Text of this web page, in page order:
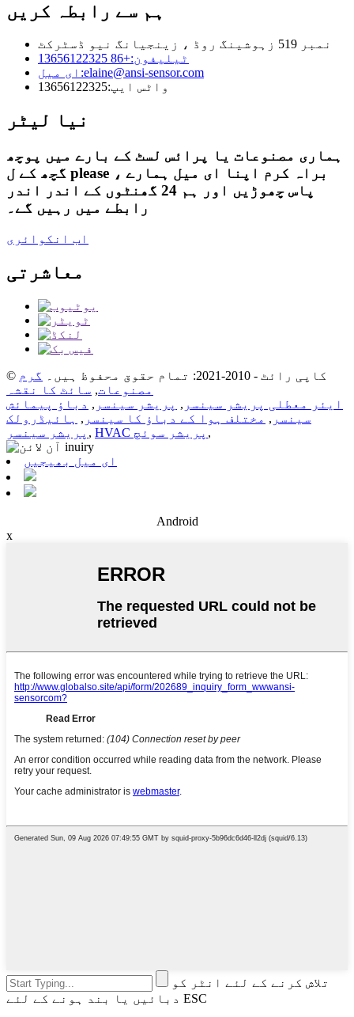
ہم سے رابطہ کریں
نمبر 519 زہوشینگ روڈ ، زینجیانگ نیو ڈسٹرکٹ
ٹیلیفون:+86 13656122325
ای میل:elaine@ansi-sensor.com
واٹس ایپ:13656122325
نیا لیٹر
ہماری مصنوعات یا پرائس لسٹ کے بارے میں پوچھ
گچھ کے ل please ، براہ کرم اپنا ای میل ہمارے
پاس چھوڑیں اور ہم 24 گھنٹوں کے اندر اندر
رابطے میں رہیں گے۔
اب انکوائری
معاشرتی
© کاپی رائٹ - 2010-2021: تمام حقوق محفوظ ہیں۔
گرم
مصنوعات, سائٹ کا نقشہ
ایئر معطلی پریشر سینسر , پریشر سینسر , دباؤ پیمائش
سینسر , مختلف ہوا کے دباؤ کا سینسر , ہائیڈرولک
پریشر سینسر , HVAC پریشر سوئچ ,
ای میل بھیجیں
Android
x
تلاش کرنے کے لئے انٹر کو
دبائیں یا بند ہونے کے لئے ESC